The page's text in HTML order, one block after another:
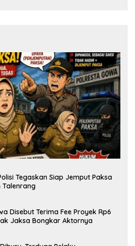
Tegaskan Siap Jemput Paksa
Talenrang
Disebut Terima Fee Proyek Rp6
Jaksa Bongkar Aktornya